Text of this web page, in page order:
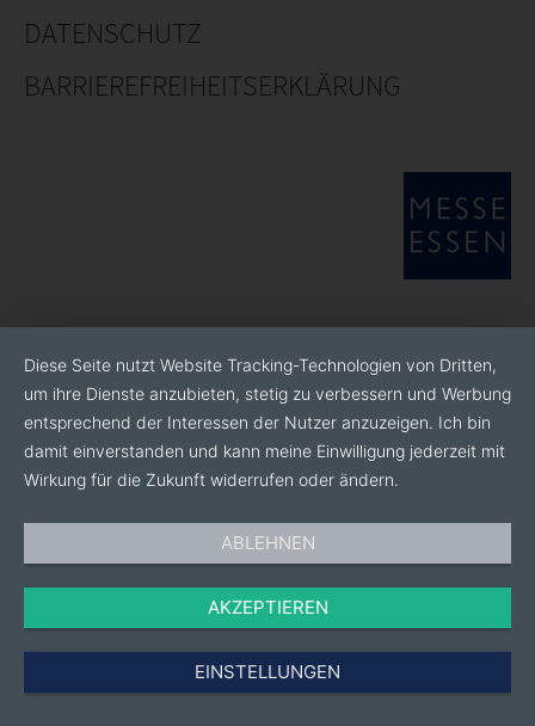
DATENSCHUTZ
BARRIEREFREIHEITSERKLÄRUNG
Diese Seite nutzt Website Tracking-Technologien von Dritten,
um ihre Dienste anzubieten, stetig zu verbessern und Werbung
entsprechend der Interessen der Nutzer anzuzeigen. Ich bin
damit einverstanden und kann meine Einwilligung jederzeit mit
Wirkung für die Zukunft widerrufen oder ändern.
ABLEHNEN
AKZEPTIEREN
EINSTELLUNGEN